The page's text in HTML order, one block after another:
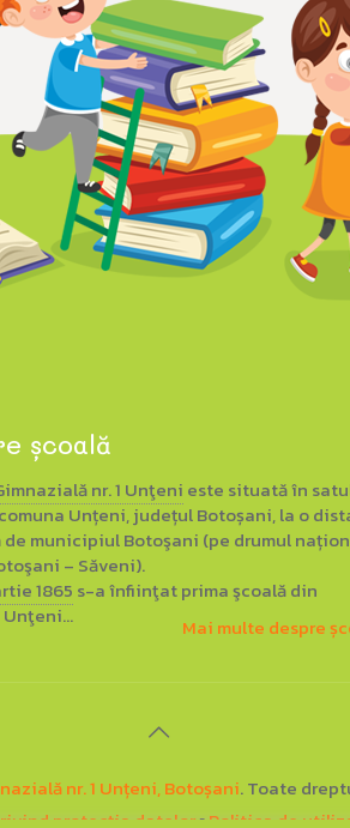
școală
nr. 1 Unţeni este situată în
Unțeni, județul Botoșani, la o
de municipiul Botoşani (pe drumul
– Săveni).
1865 s-a înfiinţat prima şcoală din
Mai multe despre
nr. 1 Unțeni, Botoșani. Toate
protecția datelor▪Politica de